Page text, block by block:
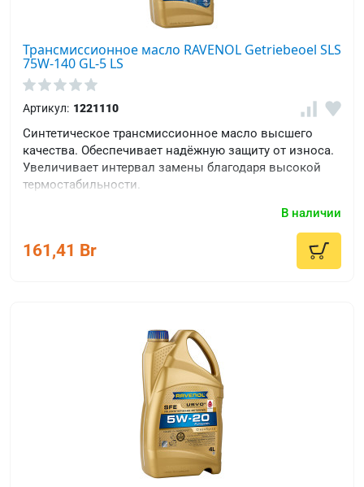
Трансмиссионное масло RAVENOL Getriebeoel SLS
75W-140 GL-5 LS
Артикул: 1221110
Синтетическое трансмиссионное масло высшего
качества. Обеспечивает надёжную защиту от износа.
Увеличивает интервал замены благодаря высокой
термостабильности.
В наличии
161,41 Br